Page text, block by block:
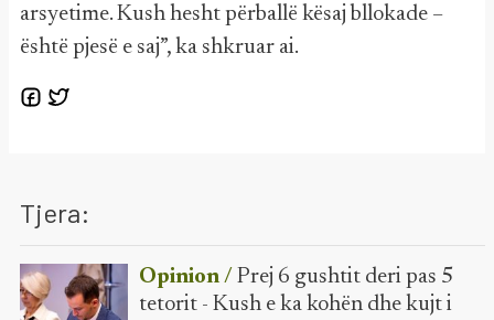
arsyetime. Kush hesht përballë kësaj bllokade –
është pjesë e saj”, ka shkruar ai.
Tjera:
Opinion / Prej 6 gushtit deri pas 5
tetorit - Kush e ka kohën dhe kujt i